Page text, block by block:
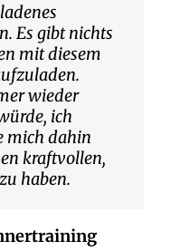
Es gibt nichts
mit diesem
wieder
ich
mich dahin
kraftvollen,
haben.